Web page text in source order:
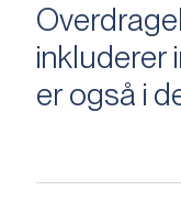
inkluderer
er også i